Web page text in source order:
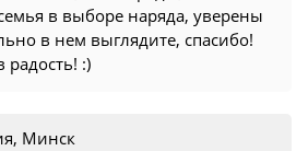
в выборе наряда, уверены
в нем выглядите, спасибо!
радость! :)
Минск